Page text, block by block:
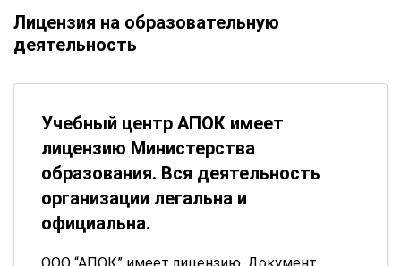
Лицензия на образовательную
деятельность
Учебный центр АПОК имеет
лицензию Министерства
образования. Вся деятельность
организации легальна и
официальна.